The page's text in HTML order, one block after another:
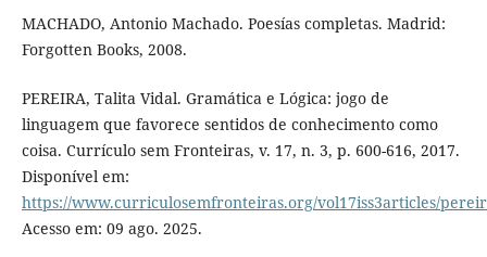
MACHADO, Antonio Machado. Poesías completas. Madrid:
Forgotten Books, 2008.
PEREIRA, Talita Vidal. Gramática e Lógica: jogo de
linguagem que favorece sentidos de conhecimento como
coisa. Currículo sem Fronteiras, v. 17, n. 3, p. 600-616, 2017.
Disponível em:
https://www.curriculosemfronteiras.org/vol17iss3articles/
Acesso em: 09 ago. 2025.